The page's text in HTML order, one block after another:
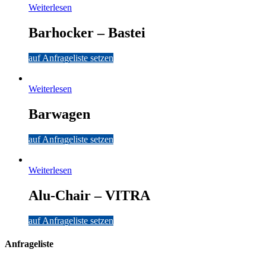
Weiterlesen
Barhocker – Bastei
auf Anfrageliste setzen
Weiterlesen
Barwagen
auf Anfrageliste setzen
Weiterlesen
Alu-Chair – VITRA
auf Anfrageliste setzen
Anfrageliste